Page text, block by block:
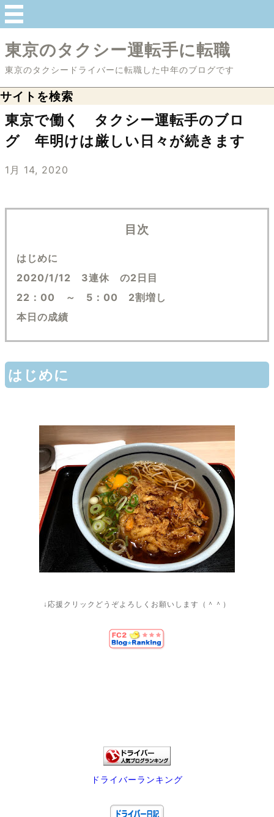
東京のタクシー運転手に転職
東京のタクシードライバーに転職した中年のブログです
サイトを検索
東京で働く タクシー運転手のブロ
グ 年明けは厳しい日々が続きます
1月 14, 2020
目次
はじめに
2020/1/12 3連休 の2日目
22：00 ～ 5：00 2割増し
本日の成績
はじめに
↓応援クリックどうぞよろしくお願いします（＾＾）
ドライバーランキング